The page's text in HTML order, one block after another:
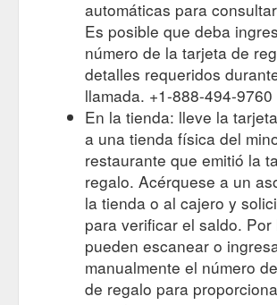
automáticas para
Es posible que deba
número de la tarjeta de
detalles requeridos
llamada. +1-888-494-9760
En la tienda: lleve la
a una tienda física del
restaurante que emitió la
regalo. Acérquese a un
la tienda o al cajero y
para verificar el saldo. Por
pueden escanear o
manualmente el número
de regalo para